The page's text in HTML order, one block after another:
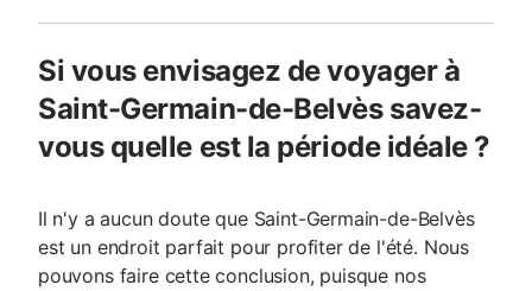
Si vous envisagez de voyager à
Saint-Germain-de-Belvès savez-
vous quelle est la période idéale ?
Il n'y a aucun doute que Saint-Germain-de-Belvès
est un endroit parfait pour profiter de l'été. Nous
pouvons faire cette conclusion, puisque nos